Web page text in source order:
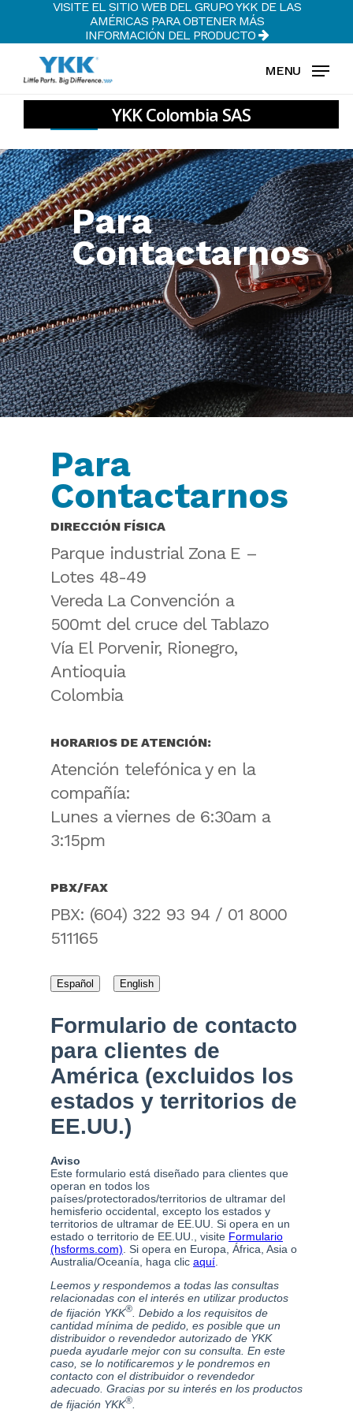
content
MENU
VISITE EL SITIO WEB DEL GRUPO YKK DE LAS
AMÉRICAS PARA OBTENER MÁS
INFORMACIÓN DEL PRODUCTO
»Para Contactarnos
Para
Contactarnos
Para
Contactarnos
DIRECCIÓN FÍSICA
Parque industrial Zona E –
Lotes 48-49
Vereda La Convención a
500mt del cruce del Tablazo
Vía El Porvenir, Rionegro,
Antioquia
Colombia
HORARIOS DE ATENCIÓN:
Atención telefónica y en la
compañía:
Lunes a viernes de 6:30am a
3:15pm
PBX/FAX
PBX: (604) 322 93 94 / 01 8000
511165
Español English